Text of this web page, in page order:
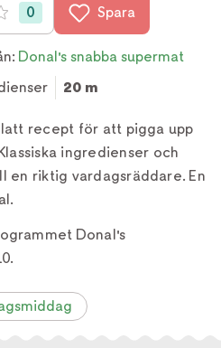
0 Spara
Donal's snabba supermat
20 m
recept för att pigga upp
ingredienser och
riktig vardagsräddare. En
Donal's